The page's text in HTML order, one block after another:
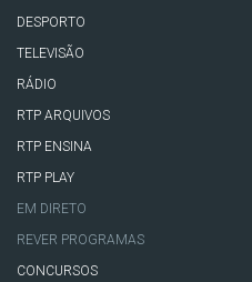
DESPORTO
TELEVISÃO
RÁDIO
RTP ARQUIVOS
RTP ENSINA
RTP PLAY
EM DIRETO
REVER PROGRAMAS
CONCURSOS